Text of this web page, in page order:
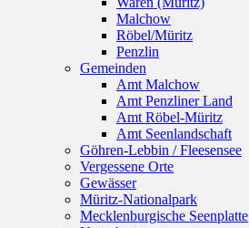
Malchow
Röbel/Müritz
Penzlin
Gemeinden
Amt Malchow
Amt Penzliner Land
Amt Röbel-Müritz
Amt Seenlandschaft
Göhren-Lebbin / Fleesensee
Vergessene Orte
Gewässer
Müritz-Nationalpark
Mecklenburgische Seenplatte